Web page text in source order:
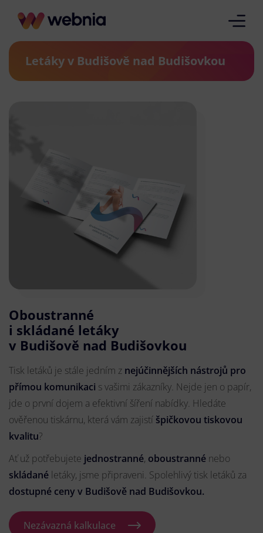
Letáky v Budišově nad Budišovkou
Oboustranné
i skládané letáky
v Budišově nad Budišovkou
Tisk letáků je stále jedním z nejúčinnějších nástrojů pro
přímou komunikaci s vašimi zákazníky. Nejde jen o papír,
jde o první dojem a efektivní šíření nabídky. Hledáte
ověřenou tiskárnu, která vám zajistí špičkovou tiskovou
kvalitu?
Ať už potřebujete jednostranné, oboustranné nebo
skládané letáky, jsme připraveni. Spolehlivý tisk letáků za
dostupné ceny v Budišově nad Budišovkou.
Nezávazná kalkulace